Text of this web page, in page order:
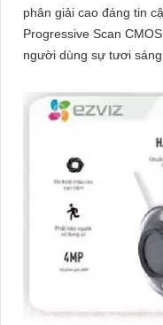
phân giải cao đáng tin cậy và
Progressive Scan
người dùng sự tươi